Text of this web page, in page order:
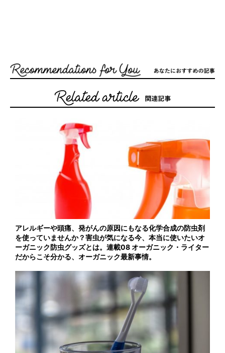
アレルギーや頭痛、発がんの原因にもなる化学合成の防虫剤
を使っていませんか？害虫が気になる今、本当に使いたいオ
ーガニック防虫グッズとは。連載08 オーガニック・ライター
だからこそ分かる、オーガニック最新事情。